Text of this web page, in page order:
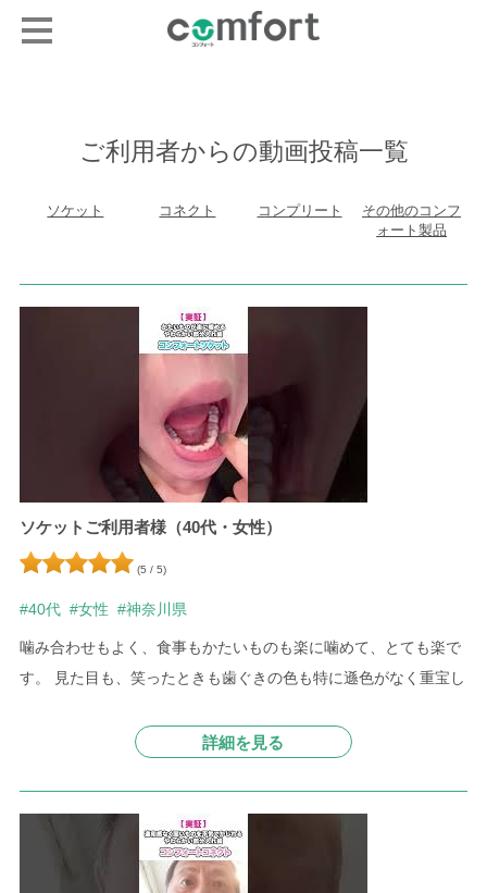
ご利用者からの動画投稿一覧
ソケット コネクト コンプリート
その他のコンフ
ォート製品
ソケットご利用者様（40代・女性）
(5 / 5)
#40代 #女性 #神奈川県
噛み合わせもよく、食事もかたいものも楽に噛めて、とても楽で
す。 見た目も、笑ったときも歯ぐきの色も特に遜色がなく重宝し
詳細を見る